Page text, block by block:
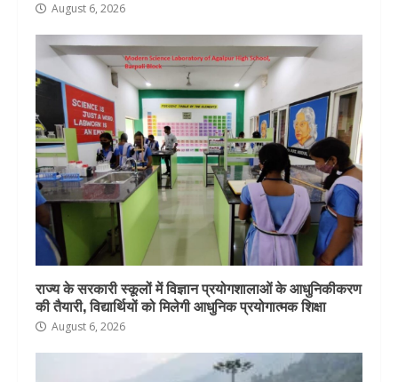
August 6, 2026
राज्य के सरकारी स्कूलों में विज्ञान प्रयोगशालाओं के आधुनिकीकरण
की तैयारी, विद्यार्थियों को मिलेगी आधुनिक प्रयोगात्मक शिक्षा
August 6, 2026